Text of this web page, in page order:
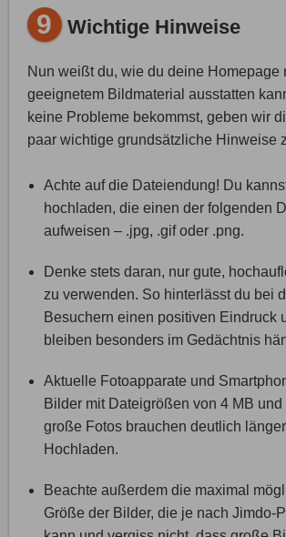
9 Wichtige Hinweise
Nun weißt du, wie du deine Homepage
geeignetem Bildmaterial ausstatten
keine Probleme bekommst, geben wir
paar wichtige grundsätzliche Hinweise
Achte auf die Dateiendung! Du
hochladen, die einen der folgenden
aufweisen – .jpg, .gif oder .png.
Denke stets daran, nur gute,
zu verwenden. So hinterlässt du bei
Besuchern einen positiven Eindruck
bleiben besonders im Gedächtnis
Aktuelle Fotoapparate und
Bilder mit Dateigrößen von 4 MB und
große Fotos brauchen deutlich
Hochladen.
Beachte außerdem die maximal
Größe der Bilder, die je nach Jimdo-